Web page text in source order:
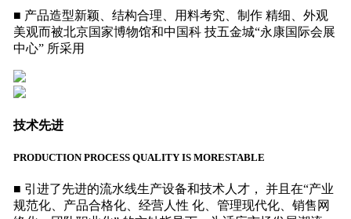
■ 产品造型新颖、结构合理、用料考究、制作 精细、外观
美观而被北京国家博物馆和中国科 技五金城“永康国际会展
中心” 所采用
技术先进
PRODUCTION PROCESS QUALITY IS MORESTABLE
■ 引进了先进的流水线生产设备和技术人才， 并且在“产业
规范化、产品合格化、经营人性 化、管理现代化、销售网